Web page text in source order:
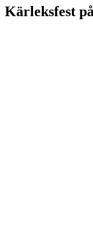
Kärleksfest